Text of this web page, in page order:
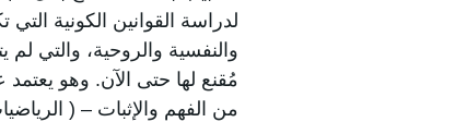
لدراسة القوانين الكونية
والنفسية والروحية، والتي
مُقنع لها حتى الآن. وهو
من الفهم والإثبات – (